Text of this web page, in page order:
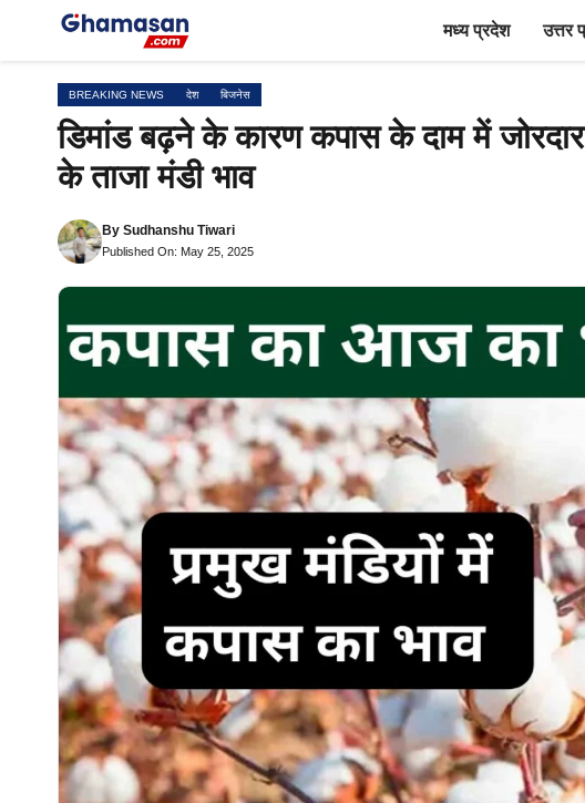
मध्य प्रदेश उत्तर
BREAKING NEWS देश बिजनेस
डिमांड बढ़ने के कारण कपास के दाम में
के ताजा मंडी भाव
By Sudhanshu Tiwari
Published On: May 25, 2025